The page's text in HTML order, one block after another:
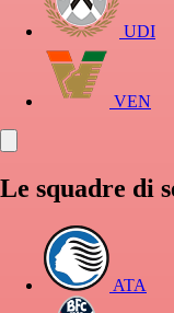
UDI
VEN
Le squadre di
ATA